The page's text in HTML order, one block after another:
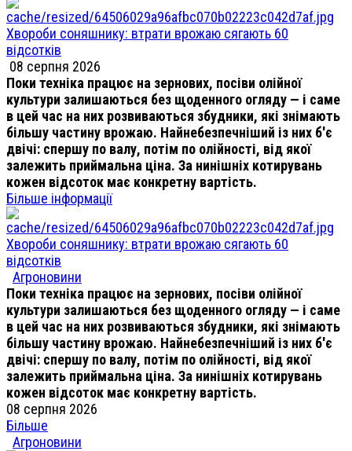
Хвороби соняшнику: втрати врожаю сягають 60
відсотків
08 серпня 2026
Поки техніка працює на зернових, посіви олійної
культури залишаються без щоденного огляду — і саме
в цей час на них розвиваються збудники, які знімають
більшу частину врожаю. Найнебезпечніший із них б'є
двічі: спершу по валу, потім по олійності, від якої
залежить приймальна ціна. За нинішніх котирувань
кожен відсоток має конкретну вартість.
Більше інформації
Хвороби соняшнику: втрати врожаю сягають 60
відсотків
Агроновини
Поки техніка працює на зернових, посіви олійної
культури залишаються без щоденного огляду — і саме
в цей час на них розвиваються збудники, які знімають
більшу частину врожаю. Найнебезпечніший із них б'є
двічі: спершу по валу, потім по олійності, від якої
залежить приймальна ціна. За нинішніх котирувань
кожен відсоток має конкретну вартість.
08 серпня 2026
Більше
Агроновини